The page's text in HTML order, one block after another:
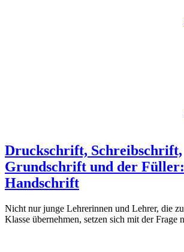
Druckschrift, Schreibschrift,
Grundschrift und der
Handschrift
Nicht nur junge Lehrerinnen und Lehrer, die
Klasse übernehmen, setzen sich mit der Frage